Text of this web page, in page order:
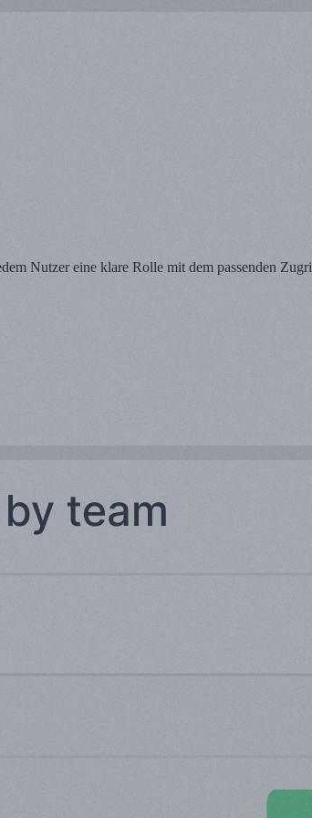
Nutzer eine klare Rolle mit dem passenden